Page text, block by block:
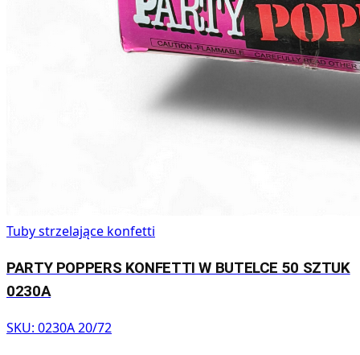
Tuby strzelające konfetti
PARTY POPPERS KONFETTI W BUTELCE 50 SZTUK
0230A
SKU: 0230A 20/72